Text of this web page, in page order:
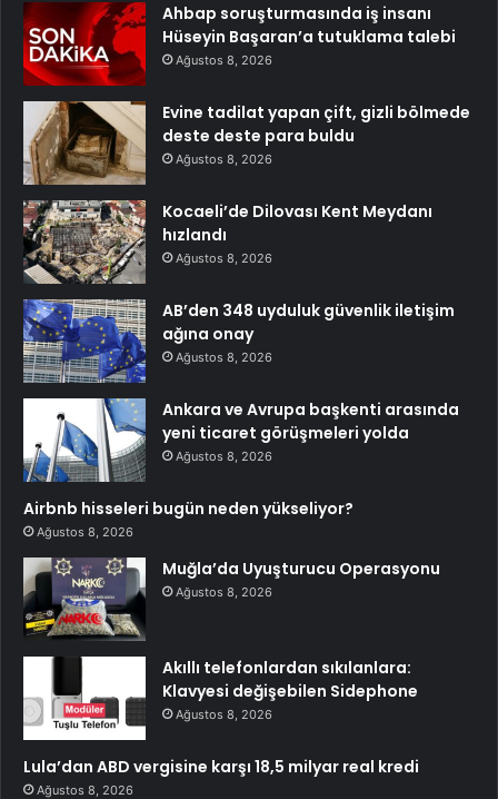
Ahbap soruşturmasında iş insanı
Hüseyin Başaran’a tutuklama talebi
Ağustos 8, 2026
Evine tadilat yapan çift, gizli bölmede
deste deste para buldu
Ağustos 8, 2026
Kocaeli’de Dilovası Kent Meydanı
hızlandı
Ağustos 8, 2026
AB’den 348 uyduluk güvenlik iletişim
ağına onay
Ağustos 8, 2026
Ankara ve Avrupa başkenti arasında
yeni ticaret görüşmeleri yolda
Ağustos 8, 2026
Airbnb hisseleri bugün neden yükseliyor?
Ağustos 8, 2026
Muğla’da Uyuşturucu Operasyonu
Ağustos 8, 2026
Akıllı telefonlardan sıkılanlara:
Klavyesi değişebilen Sidephone
Ağustos 8, 2026
Lula’dan ABD vergisine karşı 18,5 milyar real kredi
Ağustos 8, 2026